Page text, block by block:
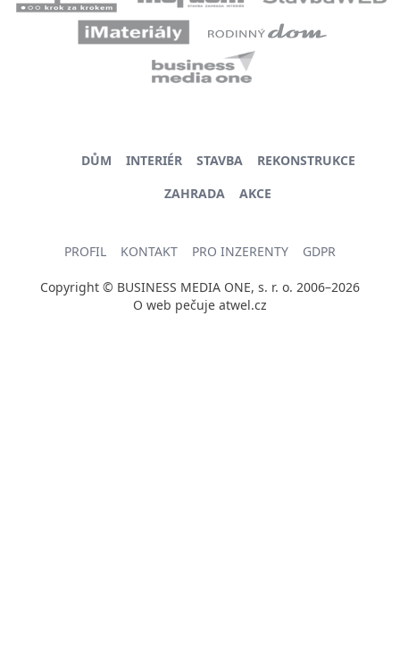
DŮM INTERIÉR STAVBA
REKONSTRUKCE
ZAHRADA
AKCE
PROFIL KONTAKT PRO INZERENTY GDPR
Copyright © BUSINESS MEDIA ONE, s. r. o. 2006–2026